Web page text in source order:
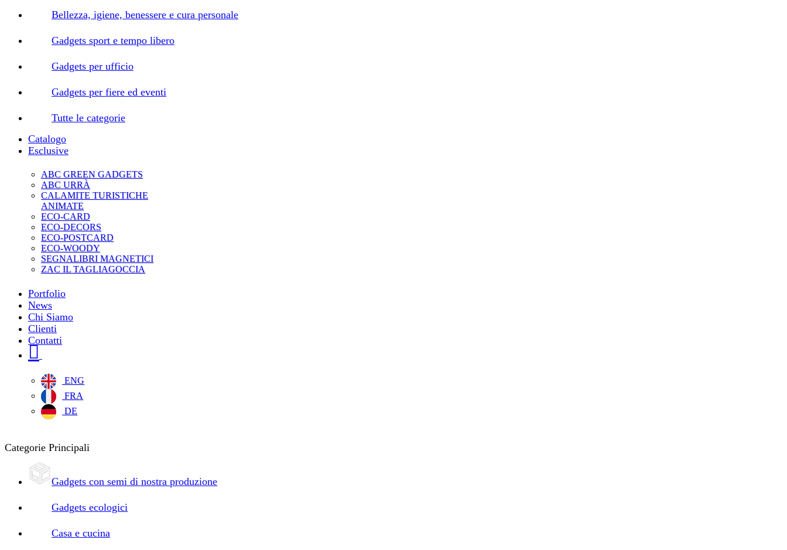
Bellezza, igiene, benessere e cura personale
Gadgets sport e tempo libero
Gadgets per ufficio
Gadgets per fiere ed eventi
Tutte le categorie
Catalogo
Esclusive
ABC GREEN GADGETS
ABC URRÀ
CALAMITE TURISTICHE
ANIMATE
ECO-CARD
ECO-DECORS
ECO-POSTCARD
ECO-WOODY
SEGNALIBRI MAGNETICI
ZAC IL TAGLIAGOCCIA
Portfolio
News
Chi Siamo
Clienti
Contatti
ENG
FRA
DE
Categorie Principali
Gadgets con semi di nostra produzione
Gadgets ecologici
Casa e cucina